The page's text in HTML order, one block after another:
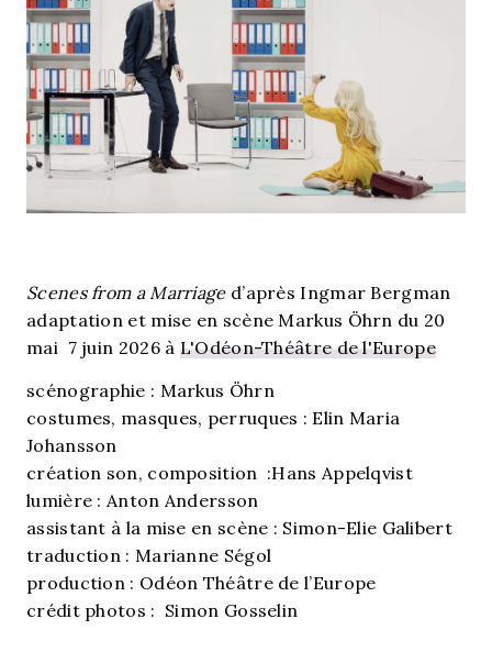
Scenes from a Marriage d’après Ingmar Bergman
adaptation et mise en scène Markus Öhrn du 20
mai 7 juin 2026 à L'Odéon-Théâtre de l'Europe
scénographie : Markus Öhrn
costumes, masques, perruques : Elin Maria
Johansson
création son, composition :Hans Appelqvist
lumière : Anton Andersson
assistant à la mise en scène : Simon-Elie Galibert
traduction : Marianne Ségol
production : Odéon Théâtre de l’Europe
crédit photos : Simon Gosselin